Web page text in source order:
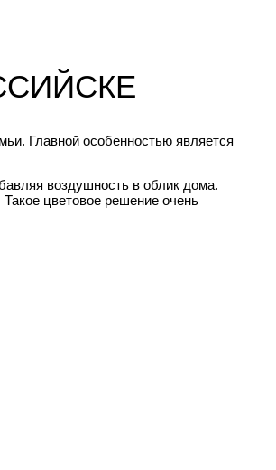
Главной особенностью является
воздушность в облик дома.
цветовое решение очень